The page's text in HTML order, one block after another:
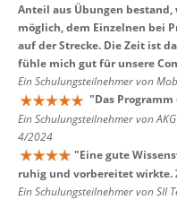
Anteil aus Übungen bestand,
möglich, dem Einzelnen bei
auf der Strecke. Die Zeit ist
fühle mich gut für unsere
Ein Schulungsteilnehmer von
"Das
Ein Schulungsteilnehmer von
4/2024
"Eine gute
ruhig und vorbereitet wirkte.
Ein Schulungsteilnehmer von SII